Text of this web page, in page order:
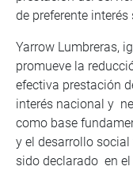
de preferente interés
Yarrow Lumbreras,
promueve la
efectiva prestación
interés nacional y
como base
y el desarrollo
sido declarado en